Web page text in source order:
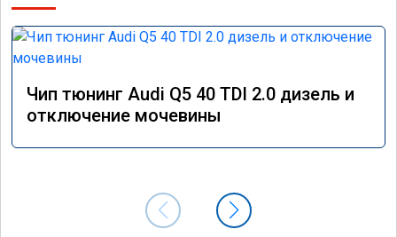
Чип тюнинг Audi Q5 40 TDI 2.0 дизель и
отключение мочевины